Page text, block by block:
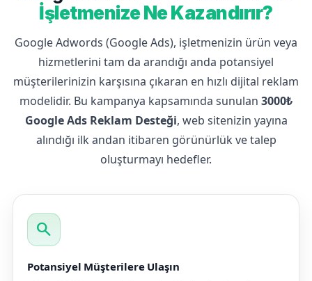
İşletmenize Ne Kazandırır?
Google Adwords (Google Ads), işletmenizin ürün veya
hizmetlerini tam da arandığı anda potansiyel
müşterilerinizin karşısına çıkaran en hızlı dijital reklam
modelidir. Bu kampanya kapsamında sunulan 3000₺
Google Ads Reklam Desteği, web sitenizin yayına
alındığı ilk andan itibaren görünürlük ve talep
oluşturmayı hedefler.
search
Potansiyel Müşterilere Ulaşın